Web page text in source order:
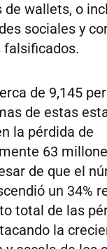
de wallets, o
sociales y
de 9,145
de estas
la pérdida de
63
de que el
un 34%
total de las
la